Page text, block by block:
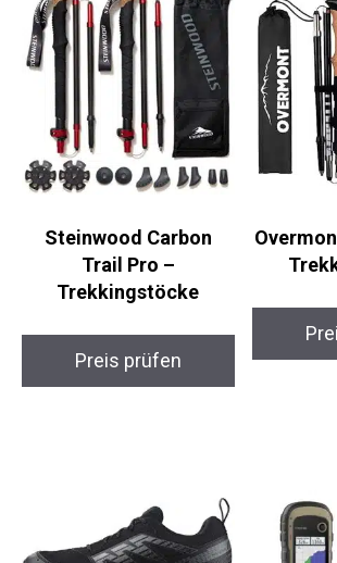
Steinwood Carbon
Trail Pro –